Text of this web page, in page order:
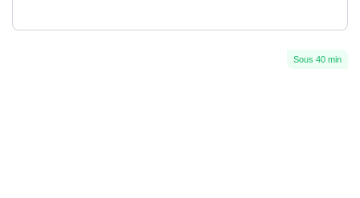
Sous 40 min